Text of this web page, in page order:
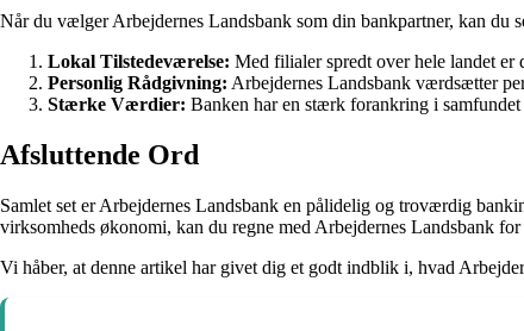
Når du vælger Arbejdernes Landsbank som din bankpartner, kan du
Lokal Tilstedeværelse: Med filialer spredt over hele landet er
Personlig Rådgivning: Arbejdernes Landsbank værdsætter
Stærke Værdier: Banken har en stærk forankring i
Afsluttende Ord
Samlet set er Arbejdernes Landsbank en pålidelig og troværdig
virksomheds økonomi, kan du regne med Arbejdernes Landsbank
Vi håber, at denne artikel har givet dig et godt indblik i, hvad